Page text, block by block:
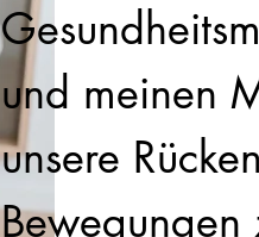
und meinen
unsere